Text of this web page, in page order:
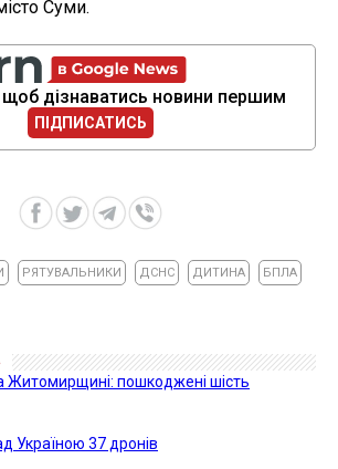
Суми.
щоб дізнаватись новини першим
ПІДПИСАТИСЬ
РЯТУВАЛЬНИКИ ДСНС ДИТИНА БПЛА
Житомирщині: пошкоджені шість
Україною 37 дронів